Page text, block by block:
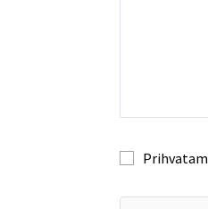
Prihvatam